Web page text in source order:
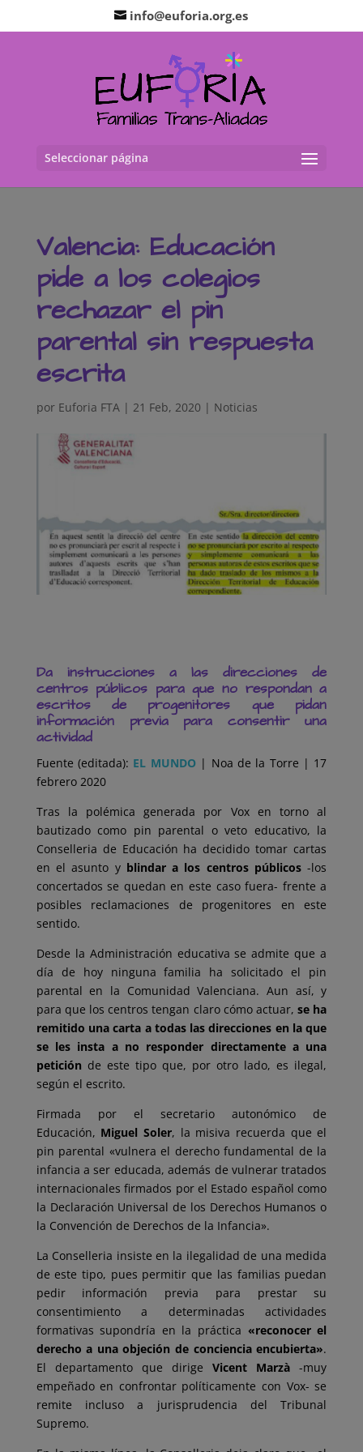
info@euforia.org.es
Seleccionar página
Valencia: Educación
pide a los colegios
rechazar el pin
parental sin respuesta
escrita
por Euforia FTA| 21 Feb, 2020 | Noticias
Da instrucciones a las direcciones de
centros públicos para que no respondan a
escritos de progenitores que pidan
información previa para consentir una
actividad
Fuente (editada): EL MUNDO| Noa de la Torre | 17
febrero 2020
Tras la polémica generada por Vox en torno al
bautizado como pin parental o veto educativo, la
Conselleria de Educación ha decidido tomar cartas
en el asunto y blindar a los centros públicos-los
concertados se quedan en este caso fuera- frente a
posibles reclamaciones de progenitores en este
sentido.
Desde la Administración educativa se admite que a
día de hoy ninguna familia ha solicitado el pin
parental en la Comunidad Valenciana. Aun así, y
para que los centros tengan claro cómo actuar,se ha
remitido una carta a todas las direcciones en la que
se les insta a no responder directamente a una
petición de este tipo que, por otro lado, es ilegal,
según el escrito.
Firmada por el secretario autonómico de
Educación, Miguel Soler, la misiva recuerda que el
pin parental «vulnera el derecho fundamental de la
infancia a ser educada, además de vulnerar tratados
internacionales firmados por el Estado español como
la Declaración Universal de los Derechos Humanos o
la Convención de Derechos de la Infancia».
La Conselleria insiste en la ilegalidad de una medida
de este tipo, pues permitir que las familias puedan
pedir información previa para prestar su
consentimiento a determinadas actividades
formativas supondría en la práctica «reconocer el
derecho a una objeción de conciencia encubierta».
El departamento que dirigeVicent Marzà -muy
empeñado en confrontar políticamente con Vox- se
remite incluso a jurisprudencia del Tribunal
Supremo.